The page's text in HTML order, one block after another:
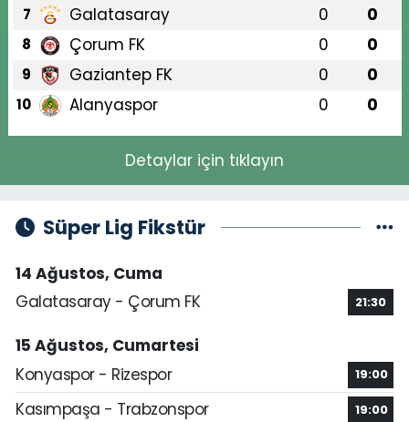
7 Galatasaray 0 0
8 Çorum FK 0 0
9 Gaziantep FK 0 0
10 Alanyaspor 0 0
Detaylar için tıklayın
Süper Lig Fikstür
14 Ağustos, Cuma
Galatasaray - Çorum FK
21:30
15 Ağustos, Cumartesi
Konyaspor - Rizespor
19:00
Kasımpaşa - Trabzonspor 19:00